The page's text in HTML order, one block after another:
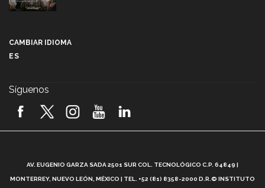
2026! (video)
¿Cómo es el Modelo Educativo Tec? (video)
CAMBIAR IDIOMA
ES
Síguenos
AV. EUGENIO GARZA SADA 2501 SUR COL. TECNOLÓGICO C.P. 64849 |
MONTERREY, NUEVO LEÓN, MÉXICO | TEL. +52 (81) 8358-2000 D.R.© INSTITUTO